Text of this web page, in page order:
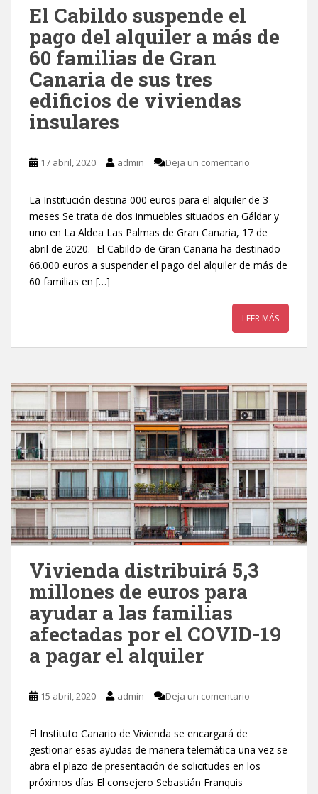
El Cabildo suspende el
pago del alquiler a más de
60 familias de Gran
Canaria de sus tres
edificios de viviendas
insulares
17 abril, 2020 admin Deja un comentario
La Institución destina 000 euros para el alquiler de 3
meses Se trata de dos inmuebles situados en Gáldar y
uno en La Aldea Las Palmas de Gran Canaria, 17 de
abril de 2020.- El Cabildo de Gran Canaria ha destinado
66.000 euros a suspender el pago del alquiler de más de
60 familias en […]
LEER MÁS
Vivienda distribuirá 5,3
millones de euros para
ayudar a las familias
afectadas por el COVID-19
a pagar el alquiler
15 abril, 2020 admin Deja un comentario
El Instituto Canario de Vivienda se encargará de
gestionar esas ayudas de manera telemática una vez se
abra el plazo de presentación de solicitudes en los
próximos días El consejero Sebastián Franquis